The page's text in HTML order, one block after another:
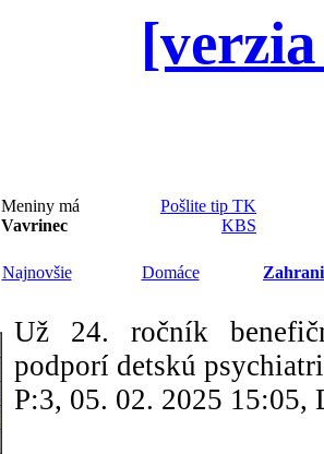
Meniny má
Vavrinec
Pošlite tip TK
KBS
Najnovšie Domáce
Už 24. ročník
podporí detskú
P:3, 05. 02. 2025 15:05,